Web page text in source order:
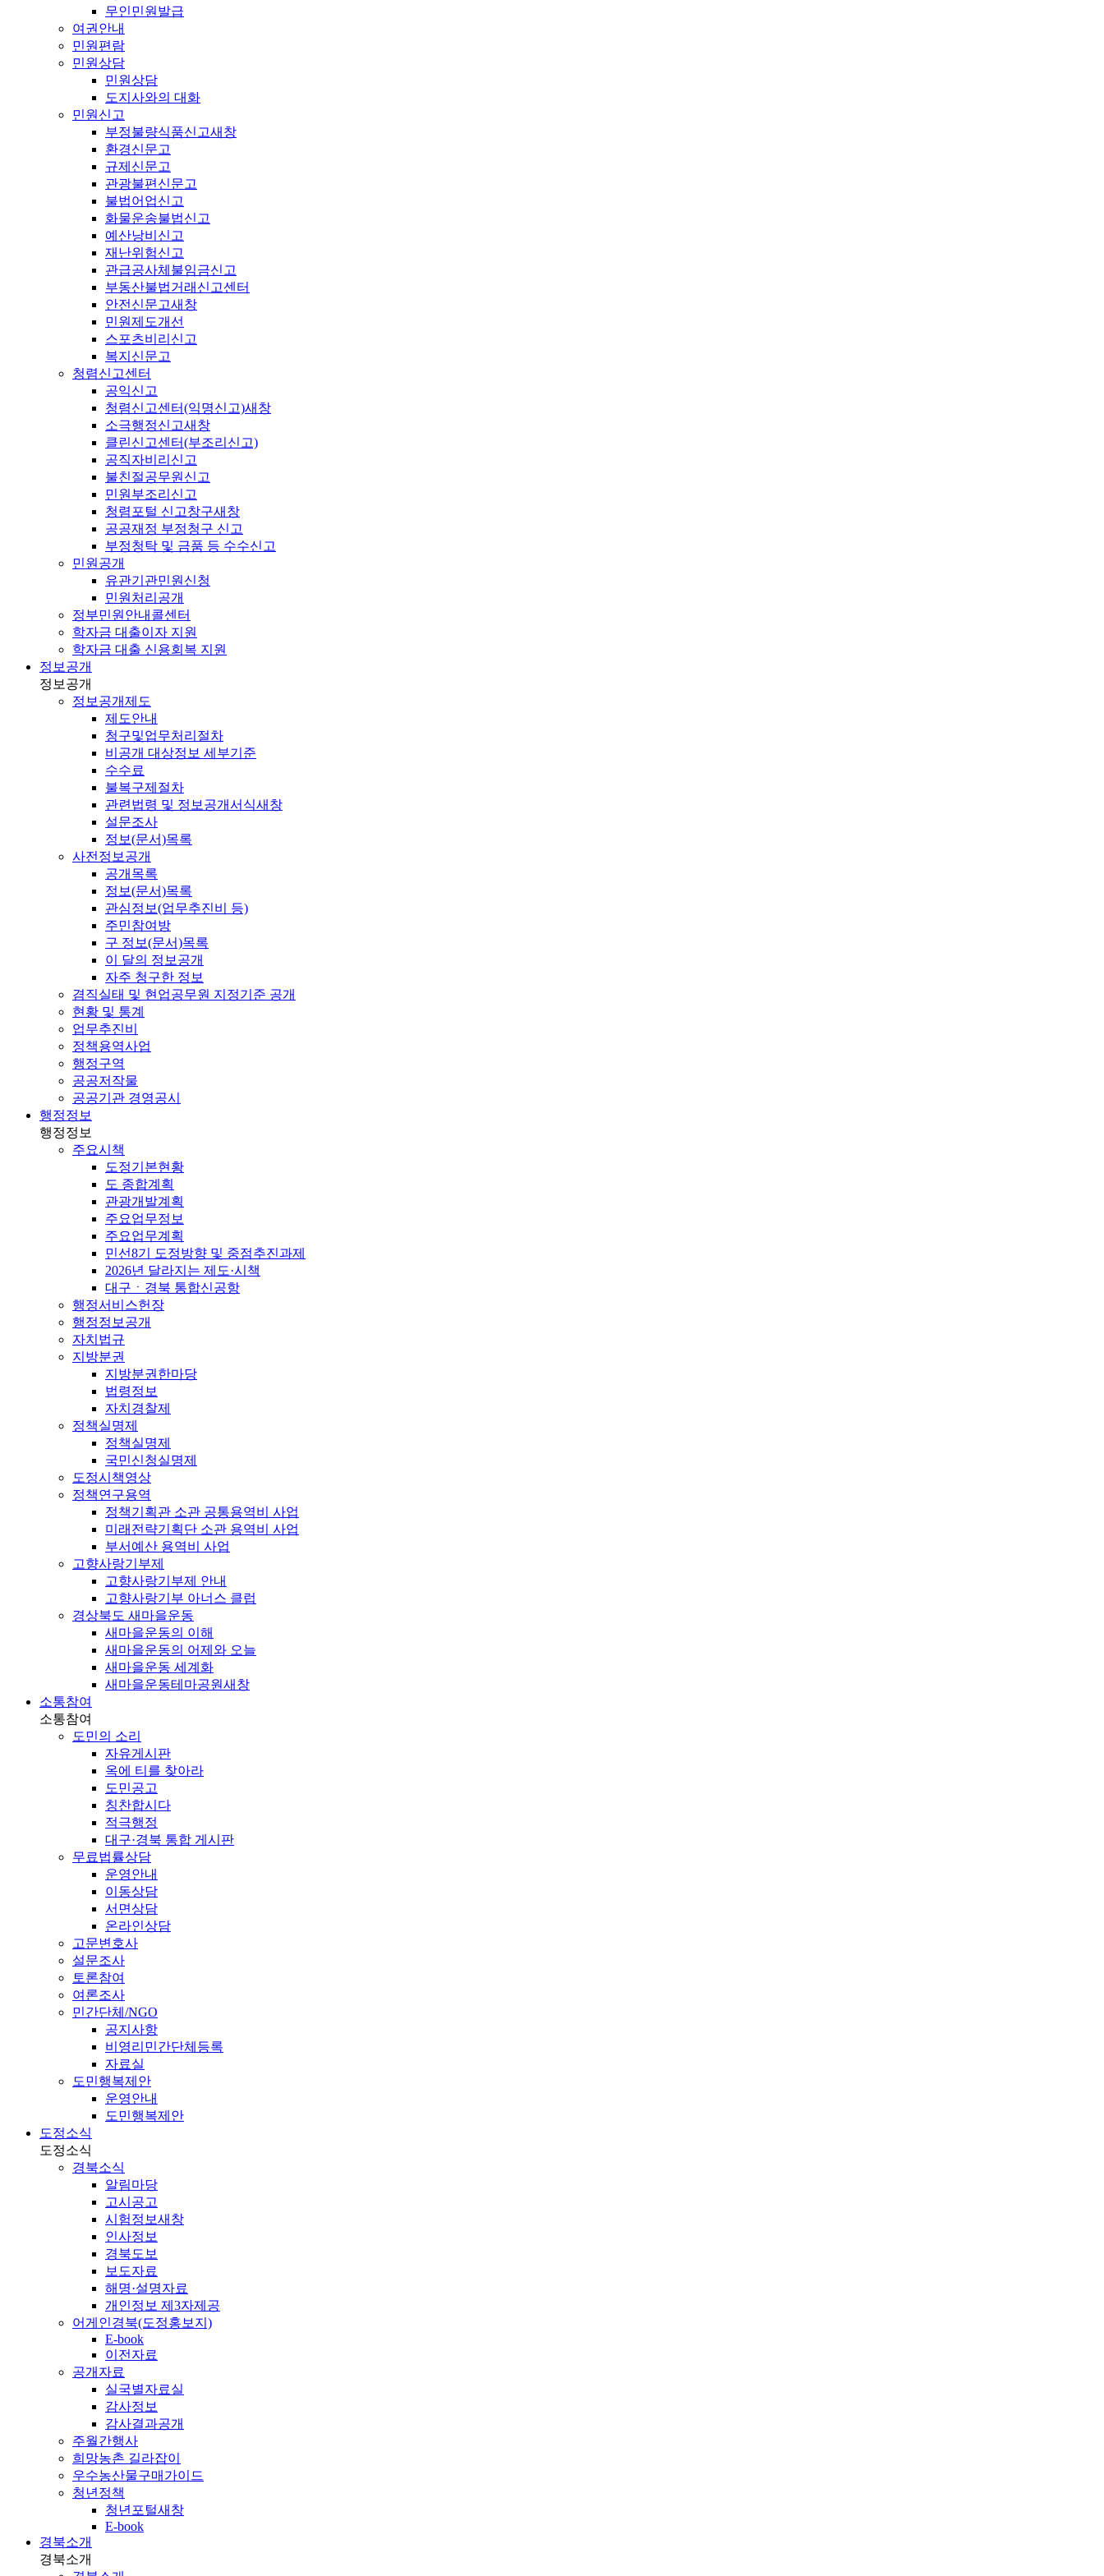
무인민원발급
여권안내
민원편람
민원상담
민원상담
도지사와의 대화
민원신고
부정불량식품신고새창
환경신문고
규제신문고
관광불편신문고
불법어업신고
화물운송불법신고
예산낭비신고
재난위험신고
관급공사체불임금신고
부동산불법거래신고센터
안전신문고새창
민원제도개선
스포츠비리신고
복지신문고
청렴신고센터
공익신고
청렴신고센터(익명신고)새창
소극행정신고새창
클린신고센터(부조리신고)
공직자비리신고
불친절공무원신고
민원부조리신고
청렴포털 신고창구새창
공공재정 부정청구 신고
부정청탁 및 금품 등 수수신고
민원공개
유관기관민원신청
민원처리공개
정부민원안내콜센터
학자금 대출이자 지원
학자금 대출 신용회복 지원
정보공개
정보공개
정보공개제도
제도안내
청구및업무처리절차
비공개 대상정보 세부기준
수수료
불복구제절차
관련법령 및 정보공개서식새창
설문조사
정보(문서)목록
사전정보공개
공개목록
정보(문서)목록
관심정보(업무추진비 등)
주민참여방
구 정보(문서)목록
이 달의 정보공개
자주 청구한 정보
겸직실태 및 현업공무원 지정기준 공개
현황 및 통계
업무추진비
정책용역사업
행정구역
공공저작물
공공기관 경영공시
행정정보
행정정보
주요시책
도정기본현황
도 종합계획
관광개발계획
주요업무정보
주요업무계획
민선8기 도정방향 및 중점추진과제
2026년 달라지는 제도·시책
대구ㆍ경북 통합신공항
행정서비스헌장
행정정보공개
자치법규
지방분권
지방분권한마당
법령정보
자치경찰제
정책실명제
정책실명제
국민신청실명제
도정시책영상
정책연구용역
정책기획관 소관 공통용역비 사업
미래전략기획단 소관 용역비 사업
부서예산 용역비 사업
고향사랑기부제
고향사랑기부제 안내
고향사랑기부 아너스 클럽
경상북도 새마을운동
새마을운동의 이해
새마을운동의 어제와 오늘
새마을운동 세계화
새마을운동테마공원새창
소통참여
소통참여
도민의 소리
자유게시판
옥에 티를 찾아라
도민공고
칭찬합시다
적극행정
대구·경북 통합 게시판
무료법률상담
운영안내
이동상담
서면상담
온라인상담
고문변호사
설문조사
토론참여
여론조사
민간단체/NGO
공지사항
비영리민간단체등록
자료실
도민행복제안
운영안내
도민행복제안
도정소식
도정소식
경북소식
알림마당
고시공고
시험정보새창
인사정보
경북도보
보도자료
해명·설명자료
개인정보 제3자제공
어게인경북(도정홍보지)
E-book
이전자료
공개자료
실국별자료실
감사정보
감사결과공개
주월간행사
희망농촌 길라잡이
우수농산물구매가이드
청년정책
청년포털새창
E-book
경북소개
경북소개